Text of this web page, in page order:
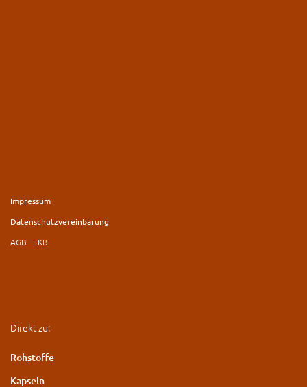
Impressum
Datenschutzvereinbarung
AGB
EKB
Direkt zu:
Rohstoffe
Kapseln